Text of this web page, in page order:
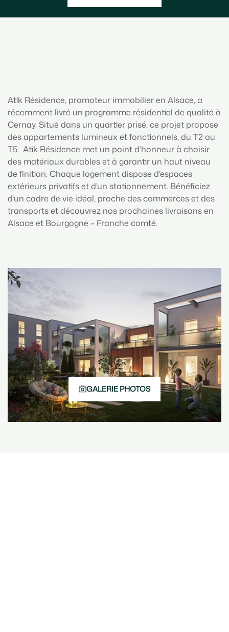
Atik Résidence, promoteur immobilier en Alsace, a
récemment livré un programme résidentiel de qualité à
Cernay. Situé dans un quartier prisé, ce projet propose
des appartements lumineux et fonctionnels, du T2 au
T5. Atik Résidence met un point d’honneur à choisir
des matériaux durables et à garantir un haut niveau
de finition. Chaque logement dispose d’espaces
extérieurs privatifs et d’un stationnement. Bénéficiez
d’un cadre de vie idéal, proche des commerces et des
transports et découvrez nos prochaines livraisons en
Alsace et Bourgogne – Franche comté.
GALERIE PHOTOS